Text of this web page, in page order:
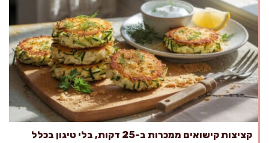
קציצות קישואים ממכרות ב-25 דקות, בלי טיגון בכלל